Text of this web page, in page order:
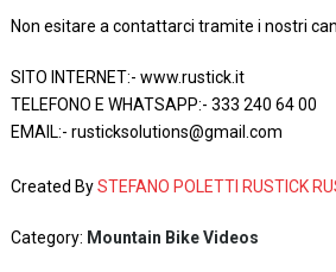
Non esitare a contattarci tramite i nostri
SITO INTERNET:- www.rustick.it
TELEFONO E WHATSAPP:- 333 240 64 00
EMAIL:- rusticksolutions@gmail.com
Created BySTEFANO POLETTI RUSTICK
Category: Mountain Bike Videos